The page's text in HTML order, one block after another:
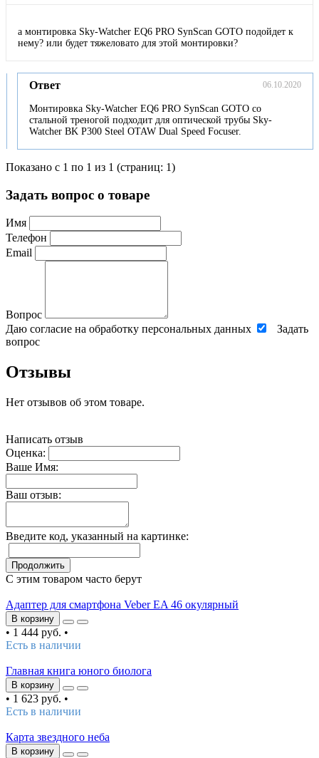
а монтировка Sky-Watcher EQ6 PRO SynScan GOTO подойдет к
нему? или будет тяжеловато для этой монтировки?
Ответ 06.10.2020
Монтировка Sky-Watcher EQ6 PRO SynScan GOTO со
стальной треногой подходит для оптической трубы Sky-
Watcher BK P300 Steel OTAW Dual Speed Focuser.
Показано с 1 по 1 из 1 (страниц: 1)
Задать вопрос о товаре
Имя
Телефон
Email
Вопрос
Даю согласие на обработку персональных данных
Задать
вопрос
Отзывы
Нет отзывов об этом товаре.
Написать отзыв
Оценка:
Ваше Имя:
Ваш отзыв:
Введите код, указанный на картинке:
Продолжить
С этим товаром часто берут
Адаптер для смартфона Veber EA 46 окулярный
В корзину
• 1 444 руб. •
Есть в наличии
Главная книга юного биолога
В корзину
• 1 623 руб. •
Есть в наличии
Карта звездного неба
В корзину